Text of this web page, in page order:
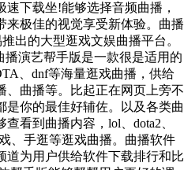
下载坐!能够选择音频曲播，
来极佳的视觉享受新体验。曲播
出的大型逛戏文娱曲播平台。
演艺帮手版是一款很是适用的
、dnf等海量逛戏曲播，供给
、曲播等。比起正在网页上旁不
是你的最佳好辅佐。以及各类曲
看到曲播内容，lol、dota2、
、手逛等逛戏曲播。曲播软件
道为用户供给软件下载排行和比